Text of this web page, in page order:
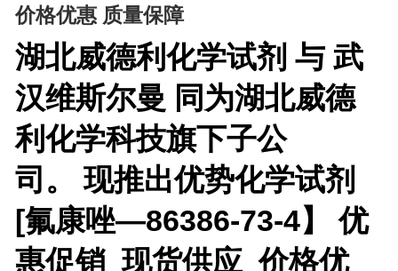
价格优惠 质量保障
湖北威德利化学试剂 与 武
汉维斯尔曼 同为湖北威德
利化学科技旗下子公
司。 现推出优势化学试剂
[氟康唑—86386-73-4】 优
惠促销 现货供应 价格优